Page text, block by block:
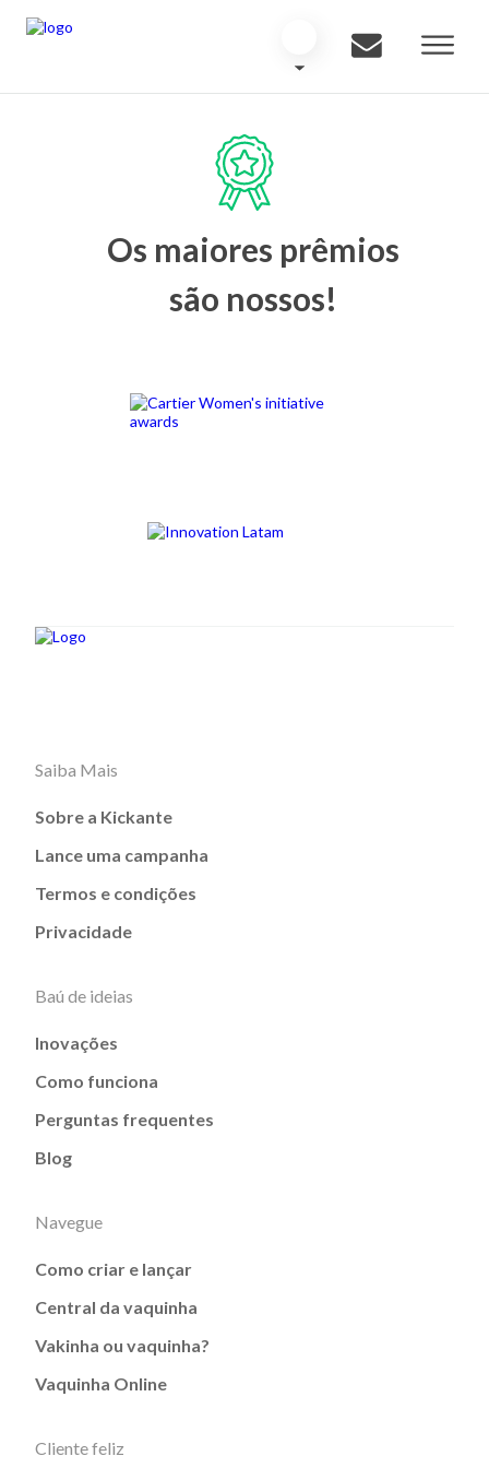
Os maiores prêmios
são nossos!
Saiba Mais
Sobre a Kickante
Lance uma campanha
Termos e condições
Privacidade
Baú de ideias
Inovações
Como funciona
Perguntas frequentes
Blog
Navegue
Como criar e lançar
Central da vaquinha
Vakinha ou vaquinha?
Vaquinha Online
Cliente feliz